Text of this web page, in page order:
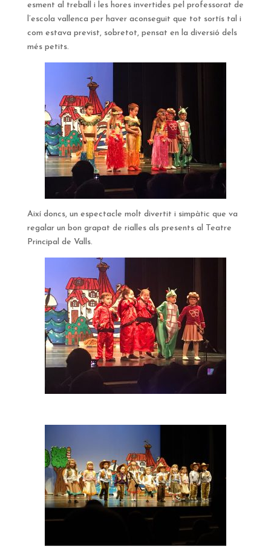
esment al treball i les hores invertides pel professorat de
l’escola vallenca per haver aconseguit que tot sortís tal i
com estava previst, sobretot, pensat en la diversió dels
més petits.
Així doncs, un espectacle molt divertit i simpàtic que va
regalar un bon grapat de rialles als presents al Teatre
Principal de Valls.